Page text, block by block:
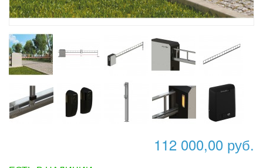
112 000,00 руб.